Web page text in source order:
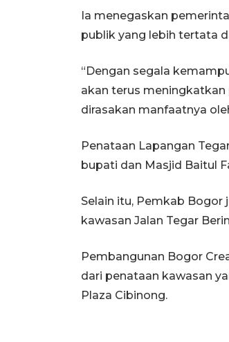
Ia menegaskan
publik yang lebih tertata
“Dengan segala
akan terus
dirasakan manfaatnya
Penataan Lapangan
bupati dan Masjid Baitul
Selain itu, Pemkab
kawasan Jalan Tegar
Pembangunan Bogor
dari penataan kawasan
Plaza Cibinong.